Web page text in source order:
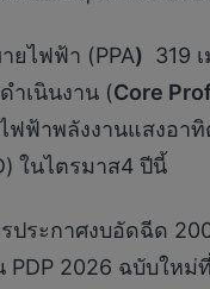
ยไฟฟ้า (PPA) 319
ำเนินงาน (Core
ฟฟ้าพลังงานแสงอ
ในไตรมาส4 ปีนี้
ระกาศงบอัดฉีด
PDP 2026 ฉบับใหม่